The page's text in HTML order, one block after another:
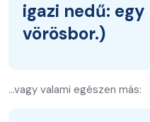
igazi nedű:
vörösbor.)
…vagy valami egészen más: